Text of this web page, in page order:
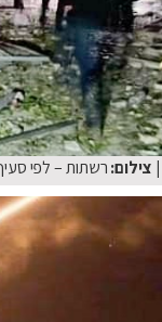
| צילום:רשתות – לפי סעיף